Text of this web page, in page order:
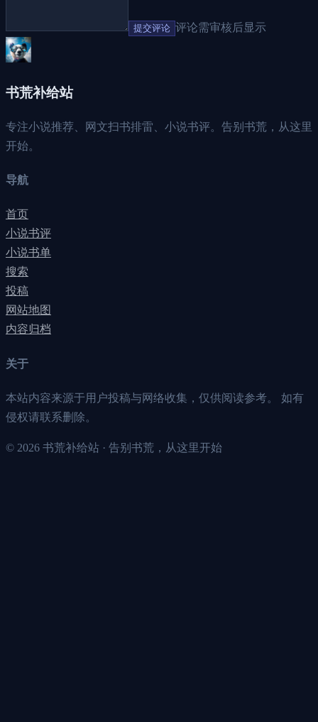
提交评论 评论需审核后显示
书荒补给站
专注小说推荐、网文扫书排雷、小说书评。告别书荒，从这里
开始。
导航
首页
小说书评
小说书单
搜索
投稿
网站地图
内容归档
关于
本站内容来源于用户投稿与网络收集，仅供阅读参考。 如有
侵权请联系删除。
© 2026 书荒补给站 · 告别书荒，从这里开始